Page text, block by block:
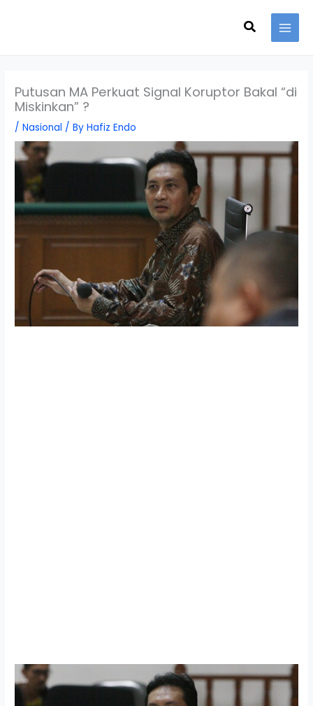
Search
Putusan MA Perkuat Signal Koruptor Bakal “di
Miskinkan” ?
/Nasional / ByHafiz Endo